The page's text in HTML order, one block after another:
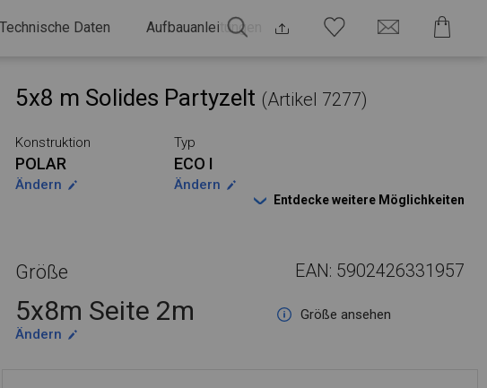
Technische Daten Aufbauanleitungen
5x8 m Solides Partyzelt (Artikel 7277)
Konstruktion
POLAR
Ändern
Typ
ECO I
Ändern
Entdecke weitere Möglichkeiten
Größe EAN: 5902426331957
5x8m Seite 2m
Größe ansehen
Ändern